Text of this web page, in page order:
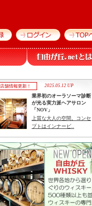
店舗情報更新！ 2025.05.12 UP
業界初のオーラソーマ診断
が光る実力派ヘアサロン
「NOV」
上質な大人の空間。コンセ
プトはインナービ..